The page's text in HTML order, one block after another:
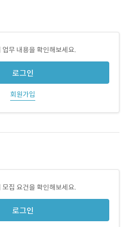
업무 내용을 확인해보세요.
로그인
회원가입
모집 요건을 확인해보세요.
로그인